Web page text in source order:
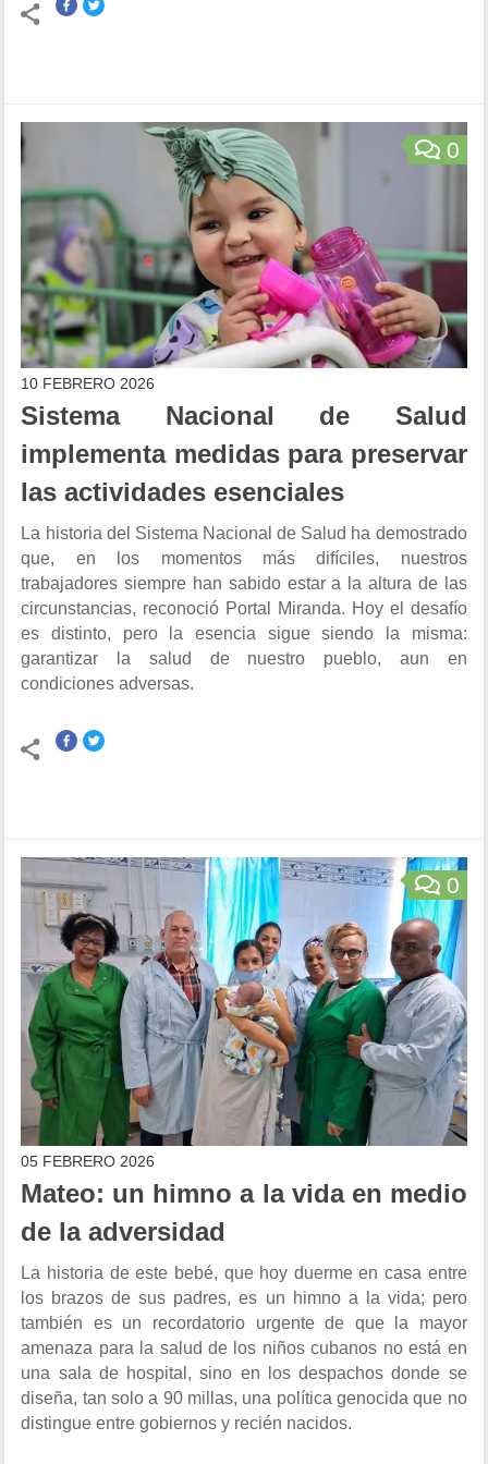
0
10 FEBRERO 2026
Sistema Nacional de Salud
implementa medidas para preservar
las actividades esenciales
La historia del Sistema Nacional de Salud ha demostrado
que, en los momentos más difíciles, nuestros
trabajadores siempre han sabido estar a la altura de las
circunstancias, reconoció Portal Miranda. Hoy el desafío
es distinto, pero la esencia sigue siendo la misma:
garantizar la salud de nuestro pueblo, aun en
condiciones adversas.
0
05 FEBRERO 2026
Mateo: un himno a la vida en medio
de la adversidad
La historia de este bebé, que hoy duerme en casa entre
los brazos de sus padres, es un himno a la vida; pero
también es un recordatorio urgente de que la mayor
amenaza para la salud de los niños cubanos no está en
una sala de hospital, sino en los despachos donde se
diseña, tan solo a 90 millas, una política genocida que no
distingue entre gobiernos y recién nacidos.